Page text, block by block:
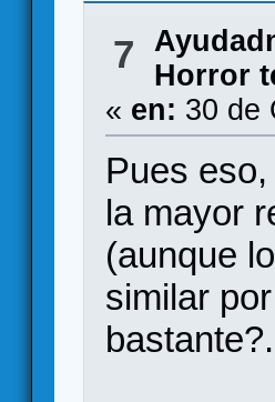
7
Horror
« en: 30 de
Pues
la mayor
(aunque
similar